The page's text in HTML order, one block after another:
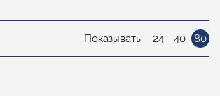
Показывать 24 40 80